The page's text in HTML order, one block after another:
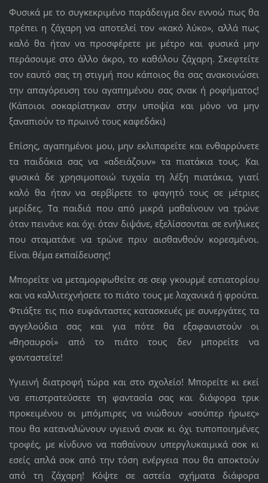
Φυσικά με το συγκεκριμένο παράδειγμα δεν εννοώ πως θα
πρέπει η ζάχαρη να αποτελεί τον «κακό λύκο», αλλά πως
καλό θα ήταν να προσφέρετε με μέτρο και φυσικά μην
περάσουμε στο άλλο άκρο, το καθόλου ζάχαρη. Σκεφτείτε
τον εαυτό σας τη στιγμή που κάποιος θα σας ανακοινώσει
την απαγόρευση του αγαπημένου σας σνακ ή ροφήματος!
(Κάποιοι σοκαρίστηκαν στην υποψία και μόνο να μην
ξαναπιούν το πρωινό τους καφεδάκι)
Επίσης, αγαπημένοι μου, μην εκλιπαρείτε και ενθαρρύνετε
τα παιδάκια σας να «αδειάζουν» τα πιατάκια τους. Και
φυσικά δε χρησιμοποιώ τυχαία τη λέξη πιατάκια, γιατί
καλό θα ήταν να σερβίρετε το φαγητό τους σε μέτριες
μερίδες. Τα παιδιά που από μικρά μαθαίνουν να τρώνε
όταν πεινάνε και όχι όταν διψάνε, εξελίσσονται σε ενήλικες
που σταματάνε να τρώνε πριν αισθανθούν κορεσμένοι.
Είναι θέμα εκπαίδευσης!
Μπορείτε να μεταμορφωθείτε σε σεφ γκουρμέ εστιατορίου
και να καλλιτεχνήσετε το πιάτο τους με λαχανικά ή φρούτα.
Φτιάξτε τις πιο ευφάνταστες κατασκευές με συνεργάτες τα
αγγελούδια σας και για πότε θα εξαφανιστούν οι
«θησαυροί» από το πιάτο τους δεν μπορείτε να
φανταστείτε!
Υγιεινή διατροφή τώρα και στο σχολείο! Μπορείτε κι εκεί
να επιστρατεύσετε τη φαντασία σας και διάφορα τρικ
προκειμένου οι μπόμπιρες να νιώθουν «σούπερ ήρωες»
που θα καταναλώνουν υγιεινά σνακ κι όχι τυποποιημένες
τροφές, με κίνδυνο να παθαίνουν υπεργλυκαιμικά σοκ κι
εσείς απλά σοκ από την τόση ενέργεια που θα αποκτούν
από τη ζάχαρη! Κόψτε σε αστεία σχήματα διάφορα